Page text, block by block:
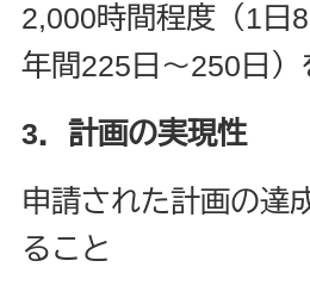
2,000時間程度（1日8
年間225日～250日）
3．計画の実現性
申請された計画の達
ること